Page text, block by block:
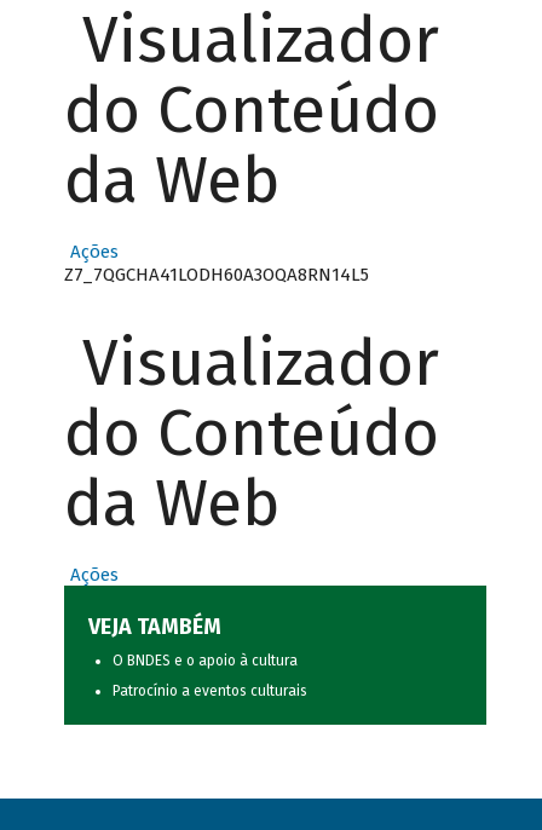
Visualizador
do Conteúdo
da Web
Ações
Z7_7QGCHA41LODH60A3OQA8RN14L5
Visualizador
do Conteúdo
da Web
Ações
VEJA TAMBÉM
O BNDES e o apoio à cultura
Patrocínio a eventos culturais